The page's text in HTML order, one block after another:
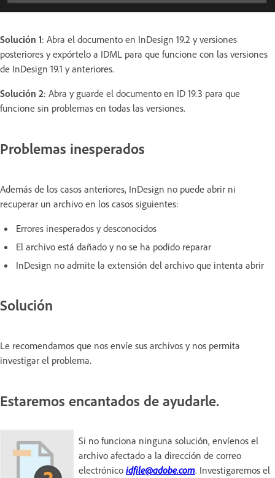
Solución 1: Abra el documento en InDesign 19.2 y versiones
posteriores y expórtelo a IDML para que funcione con las versiones
de InDesign 19.1 y anteriores.
Solución 2: Abra y guarde el documento en ID 19.3 para que
funcione sin problemas en todas las versiones.
Problemas inesperados
Además de los casos anteriores, InDesign no puede abrir ni
recuperar un archivo en los casos siguientes:
Errores inesperados y desconocidos
El archivo está dañado y no se ha podido reparar
InDesign no admite la extensión del archivo que intenta abrir
Solución
Le recomendamos que nos envíe sus archivos y nos permita
investigar el problema.
Estaremos encantados de ayudarle.
Si no funciona ninguna solución, envíenos el
archivo afectado a la dirección de correo
electrónico idfile@adobe.com. Investigaremos el